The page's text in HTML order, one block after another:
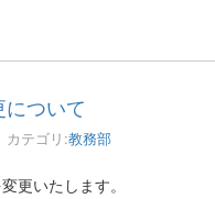
ついて
カテゴリ:教務部
更いたします。